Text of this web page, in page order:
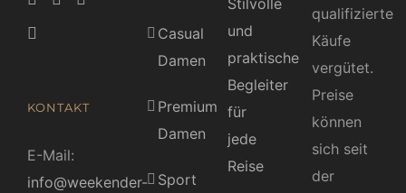
KONTAKT
E-Mail:
info@weekender-
Casual
Damen
Premium
Damen
Sport
Stilvolle
und
praktische
Begleiter
für
jede
Reise
qualifizierte
Käufe
vergütet.
Preise
können
sich seit
der